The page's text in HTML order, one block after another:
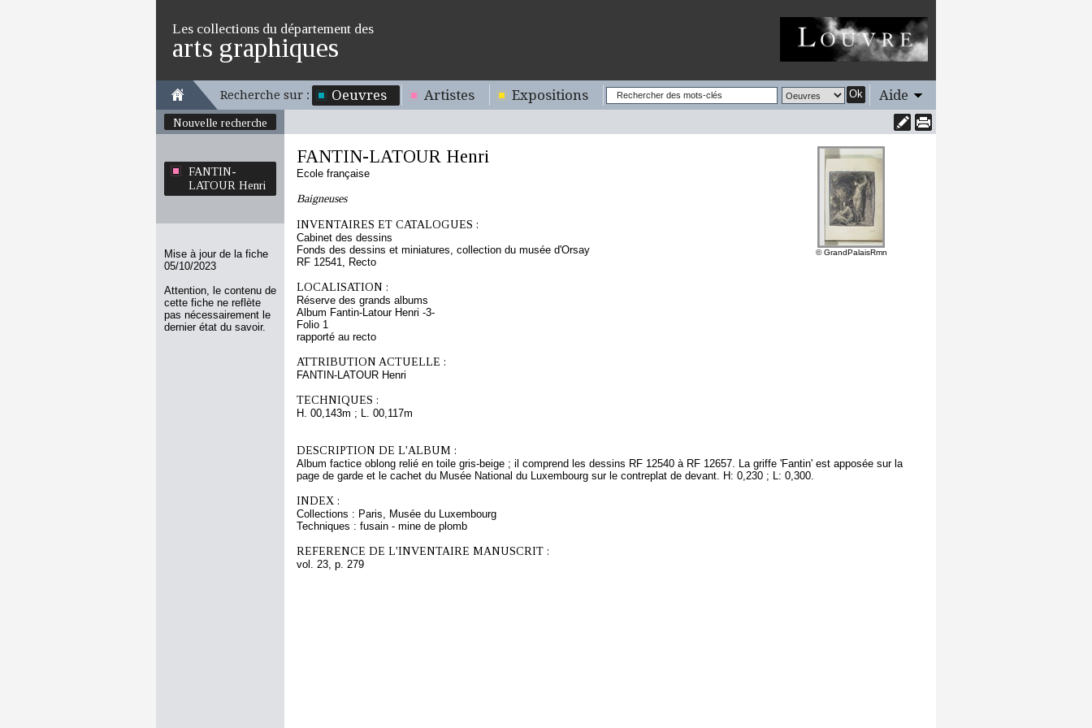
Les collections du département des
arts graphiques
Recherche sur : Oeuvres Artistes Expositions Ok Aide
Nouvelle recherche
FANTIN-
LATOUR Henri
Mise à jour de la fiche
05/10/2023
Attention, le contenu de
cette fiche ne reflète
pas nécessairement le
dernier état du savoir.
© GrandPalaisRmn
FANTIN-LATOUR Henri
Ecole française
Baigneuses
INVENTAIRES ET CATALOGUES :
Cabinet des dessins
Fonds des dessins et miniatures, collection du musée d'Orsay
RF 12541, Recto
LOCALISATION :
Réserve des grands albums
Album Fantin-Latour Henri -3-
Folio 1
rapporté au recto
ATTRIBUTION ACTUELLE :
FANTIN-LATOUR Henri
TECHNIQUES :
H. 00,143m ; L. 00,117m
DESCRIPTION DE L'ALBUM :
Album factice oblong relié en toile gris-beige ; il comprend les dessins RF 12540 à RF 12657. La griffe 'Fantin' est apposée sur la
page de garde et le cachet du Musée National du Luxembourg sur le contreplat de devant. H: 0,230 ; L: 0,300.
INDEX :
Collections : Paris, Musée du Luxembourg
Techniques : fusain - mine de plomb
REFERENCE DE L'INVENTAIRE MANUSCRIT :
vol. 23, p. 279